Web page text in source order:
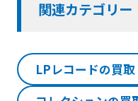
関連カテゴリー
LPレコードの買取